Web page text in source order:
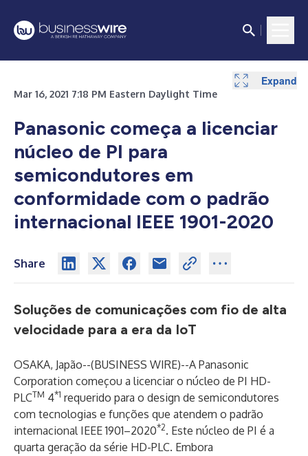
Mar 16, 2021 7:18 PM Eastern Daylight Time
Panasonic começa a licenciar
núcleo de PI para
semicondutores em
conformidade com o padrão
internacional IEEE 1901-2020
Share
Soluções de comunicações com fio de alta
velocidade para a era da IoT
OSAKA, Japão--(BUSINESS WIRE)--A Panasonic
Corporation começou a licenciar o núcleo de PI HD-
PLCTM 4*1 requerido para o design de semicondutores
com tecnologias e funções que atendem o padrão
internacional IEEE 1901–2020*2. Este núcleo de PI é a
quarta geração da série HD-PLC. Embora
Expand